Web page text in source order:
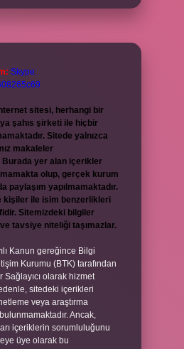
Skype:
sitesi, herhangi bir
şahıs şirketi ile hiçbir
Sitede yalnızca
makaleler
Burada yer alan içerikler
olup, gerçek kurum
paylaşım yapılmamaktadır.
kişiler ile isim benzerlikleri
Sitemizdeki bilgiler
tavsiye niteliği taşımazlar.
Kanun gereğince Bilgi
Kurumu (BTK) tarafından
Sağlayıcı olarak hizmet
sitedeki içerikleri
veya araştırma
Ancak,
içeriklerin sorumluluğunu
üye olarak bu